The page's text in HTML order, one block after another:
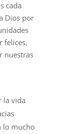
cada
Dios por
felices,
nuestras
la vida
lo mucho